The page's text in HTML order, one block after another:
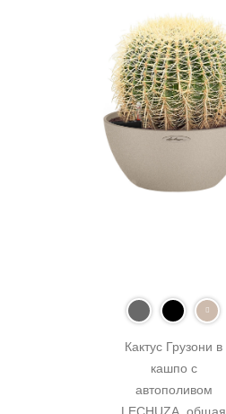
Кактус Грузони в
кашпо с
автополивом